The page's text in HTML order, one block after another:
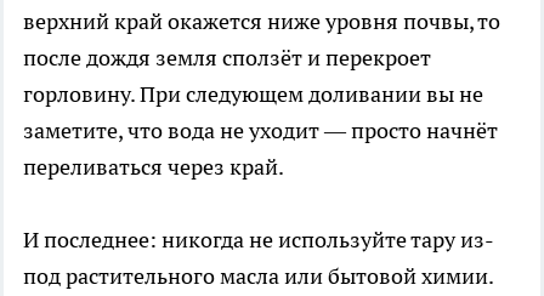
верхний край окажется ниже уровня почвы, то
после дождя земля сползёт и перекроет
горловину. При следующем доливании вы не
заметите, что вода не уходит — просто начнёт
переливаться через край.
И последнее: никогда не используйте тару из-
под растительного масла или бытовой химии.